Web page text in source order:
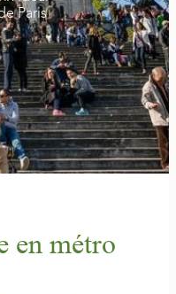
Paris
en métro